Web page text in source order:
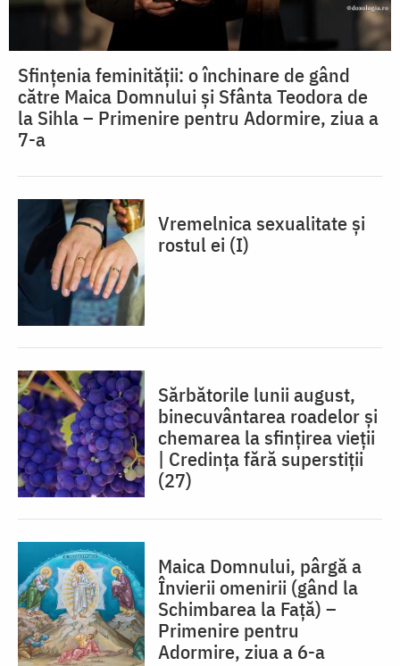
Sfințenia feminității: o închinare de gând
către Maica Domnului și Sfânta Teodora de
la Sihla – Primenire pentru Adormire, ziua a
7-a
Vremelnica sexualitate și
rostul ei (I)
Sărbătorile lunii august,
binecuvântarea roadelor și
chemarea la sfințirea vieții
| Credința fără superstiții
(27)
Maica Domnului, pârgă a
Învierii omenirii (gând la
Schimbarea la Față) –
Primenire pentru
Adormire, ziua a 6-a